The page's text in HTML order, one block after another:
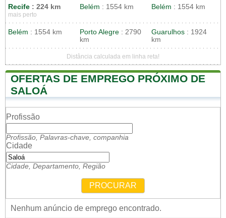
Recife : 224 km
mais perto
Belém : 1554 km Belém : 1554 km
Belém : 1554 km Porto Alegre : 2790
km
Guarulhos : 1924
km
Distância calculada em linha reta!
OFERTAS DE EMPREGO PRÓXIMO DE
SALOÁ
Profissão
Profissão, Palavras-chave, companhia
Cidade
Cidade, Departamento, Região
PROCURAR
Nenhum anúncio de emprego encontrado.